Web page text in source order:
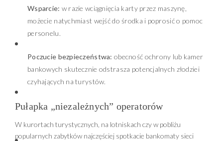
Wsparcie: w razie wciągnięcia karty przez maszynę,
możecie natychmiast wejść do środka i poprosić o pomoc
personelu.
Poczucie bezpieczeństwa: obecność ochrony lub kamer
bankowych skutecznie odstrasza potencjalnych złodziei
czyhających na turystów.
Pułapka „niezależnych” operatorów
W kurortach turystycznych, na lotniskach czy w pobliżu
popularnych zabytków najczęściej spotkacie bankomaty sieci